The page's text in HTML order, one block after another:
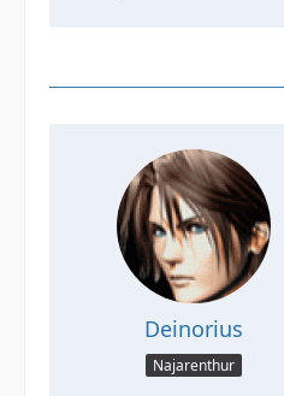
Deinorius
Najarenthur